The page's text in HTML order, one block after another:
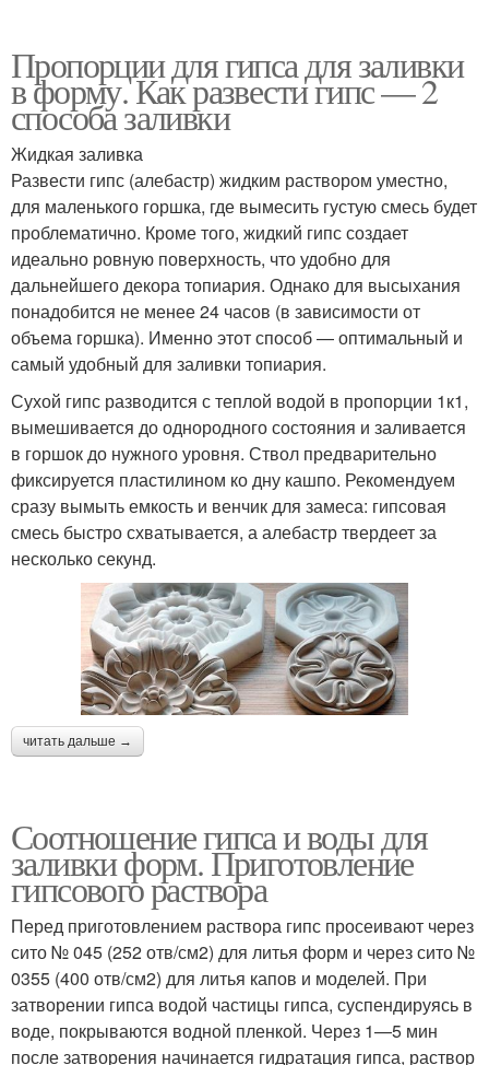
Пропорции для гипса для заливки
в форму. Как развести гипс — 2
способа заливки
Жидкая заливка
Развести гипс (алебастр) жидким раствором уместно,
для маленького горшка, где вымесить густую смесь будет
проблематично. Кроме того, жидкий гипс создает
идеально ровную поверхность, что удобно для
дальнейшего декора топиария. Однако для высыхания
понадобится не менее 24 часов (в зависимости от
объема горшка). Именно этот способ — оптимальный и
самый удобный для заливки топиария.
Сухой гипс разводится с теплой водой в пропорции 1к1,
вымешивается до однородного состояния и заливается
в горшок до нужного уровня. Ствол предварительно
фиксируется пластилином ко дну кашпо. Рекомендуем
сразу вымыть емкость и венчик для замеса: гипсовая
смесь быстро схватывается, а алебастр твердеет за
несколько секунд.
читать дальше →
Соотношение гипса и воды для
заливки форм. Приготовление
гипсового раствора
Перед приготовлением раствора гипс просеивают через
сито № 045 (252 отв/см2) для литья форм и через сито №
0355 (400 отв/см2) для литья капов и моделей. При
затворении гипса водой частицы гипса, суспендируясь в
воде, покрываются водной пленкой. Через 1—5 мин
после затворения начинается гидратация гипса, раствор